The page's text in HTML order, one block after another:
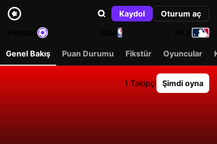
Kaydol
Oturum aç
NBA
Genel Bakış Puan Durumu Fikstür Oyuncular
1 Takipçi Şimdi oyna